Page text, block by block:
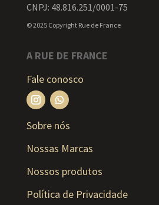
CNPJ: 48.816.251/0001-75
© 2025 Copyright Rue de France
A RUE DE FRANCE
Fale conosco
Sobre nós
Nossas Marcas
Nossos produtos
Política de Privacidade